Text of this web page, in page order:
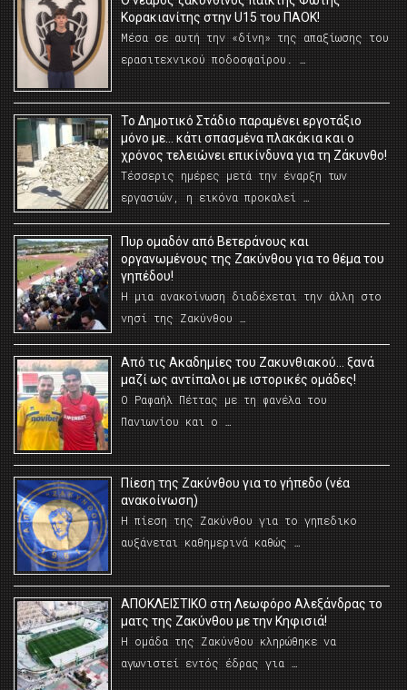
Κορακιανίτης στην U15 του ΠΑΟΚ!
Μέσα σε αυτή την «δίνη» της απαξίωσης του
ερασιτεχνικού ποδοσφαίρου. …
Το Δημοτικό Στάδιο παραμένει εργοτάξιο
μόνο με… κάτι σπασμένα πλακάκια και ο
χρόνος τελειώνει επικίνδυνα για τη Ζάκυνθο!
Τέσσερις ημέρες μετά την έναρξη των
εργασιών, η εικόνα προκαλεί …
Πυρ ομαδόν από Βετεράνους και
οργανωμένους της Ζακύνθου για το θέμα του
γηπέδου!
Η μια ανακοίνωση διαδέχεται την άλλη στο
νησί της Ζακύνθου …
Από τις Ακαδημίες του Ζακυνθιακού… ξανά
μαζί ως αντίπαλοι με ιστορικές ομάδες!
Ο Ραφαήλ Πέττας με τη φανέλα του
Πανιωνίου και ο …
Πίεση της Ζακύνθου για το γήπεδο (νέα
ανακοίνωση)
Η πίεση της Ζακύνθου για το γηπεδικο
αυξάνεται καθημερινά καθώς …
AΠΟΚΛΕΙΣΤΙΚΟ στη Λεωφόρο Αλεξάνδρας το
ματς της Ζακύνθου με την Κηφισιά!
Η ομάδα της Ζακύνθου κληρώθηκε να
αγωνιστεί εντός έδρας για …